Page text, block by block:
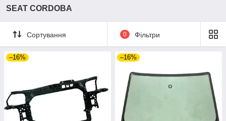
SEAT CORDOBA
Сортування 0 Фільтри
–16% –16%